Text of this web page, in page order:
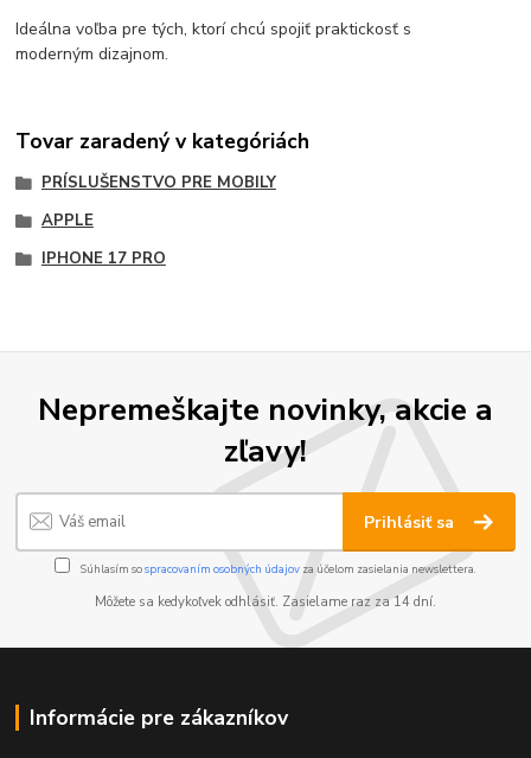
Ideálna voľba pre tých, ktorí chcú spojiť praktickosť s
moderným dizajnom.
Tovar zaradený v kategóriách
PRÍSLUŠENSTVO PRE MOBILY
APPLE
IPHONE 17 PRO
Nepremeškajte novinky, akcie a
zľavy!
Prihlásiť sa
Súhlasím sospracovaním osobných údajov za účelom zasielania newslettera.
Môžete sa kedykoľvek odhlásiť. Zasielame raz za 14 dní.
Informácie pre zákazníkov